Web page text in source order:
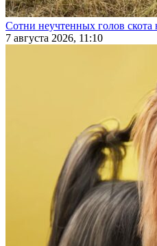
Сотни неучтенных голов
7 августа 2026, 11:10